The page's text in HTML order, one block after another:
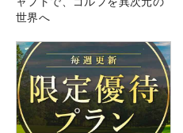
世界へ